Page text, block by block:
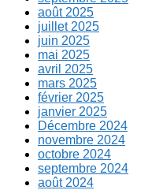
août 2025
juillet 2025
juin 2025
mai 2025
avril 2025
mars 2025
février 2025
janvier 2025
Décembre 2024
novembre 2024
octobre 2024
septembre 2024
août 2024